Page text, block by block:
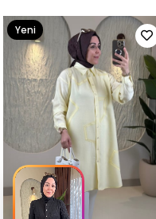
Yeni
Ürün